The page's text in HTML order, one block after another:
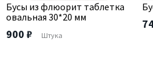
Бусы из флюорит таблетка
овальная 30*20 мм
900 ₽ Штука